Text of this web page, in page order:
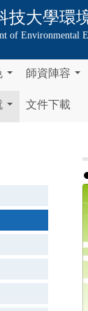
技大學環
of Environmental
師資陣容
文件下載